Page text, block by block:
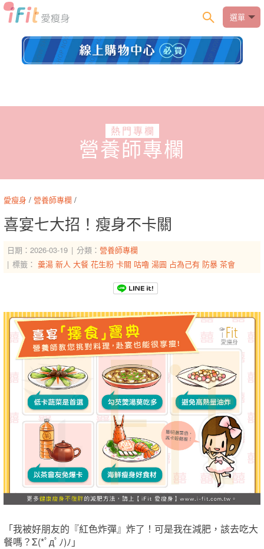
選單
熱門專欄
營養師專欄
愛瘦身 / 營養師專欄 /
喜宴七大招！瘦身不卡關
日期：2026-03-19 分類： 營養師專欄
標籤： 羹湯 新人 大餐 花生粉 卡關 咕嚕 湯圓 占為己有 防暴 茶會
「我被好朋友的『紅色炸彈』炸了！可是我在減肥，該去吃大
餐嗎？Σ(*ﾟдﾟﾉ)ﾉ」